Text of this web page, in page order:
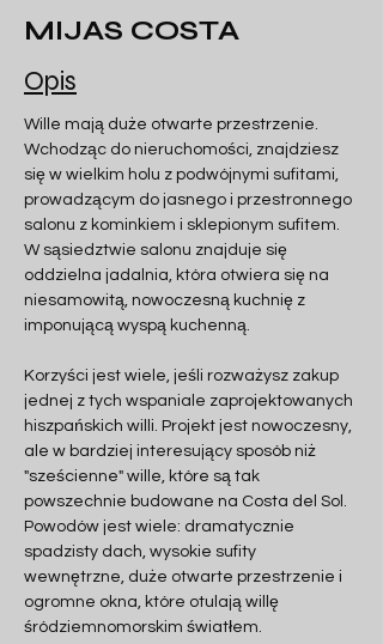
MIJAS COSTA
Opis
Wille mają duże otwarte przestrzenie.
Wchodząc do nieruchomości, znajdziesz
się w wielkim holu z podwójnymi sufitami,
prowadzącym do jasnego i przestronnego
salonu z kominkiem i sklepionym sufitem.
W sąsiedztwie salonu znajduje się
oddzielna jadalnia, która otwiera się na
niesamowitą, nowoczesną kuchnię z
imponującą wyspą kuchenną.
Korzyści jest wiele, jeśli rozważysz zakup
jednej z tych wspaniale zaprojektowanych
hiszpańskich willi. Projekt jest nowoczesny,
ale w bardziej interesujący sposób niż
"sześcienne" wille, które są tak
powszechnie budowane na Costa del Sol.
Powodów jest wiele: dramatycznie
spadzisty dach, wysokie sufity
wewnętrzne, duże otwarte przestrzenie i
ogromne okna, które otulają willę
śródziemnomorskim światłem.